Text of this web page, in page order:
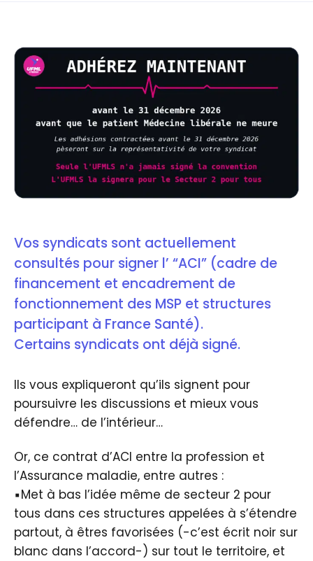
Vos syndicats sont actuellement
consultés pour signer l’ “ACI” (cadre de
financement et encadrement de
fonctionnement des MSP et structures
participant à France Santé).
Certains syndicats ont déjà signé.
Ils vous expliqueront qu’ils signent pour
poursuivre les discussions et mieux vous
défendre… de l’intérieur…
Or, ce contrat d’ACI entre la profession et
l’Assurance maladie, entre autres :
▪️Met à bas l’idée même de secteur 2 pour
tous dans ces structures appelées à s’étendre
partout, à êtres favorisées (-c’est écrit noir sur
blanc dans l’accord-) sur tout le territoire, et